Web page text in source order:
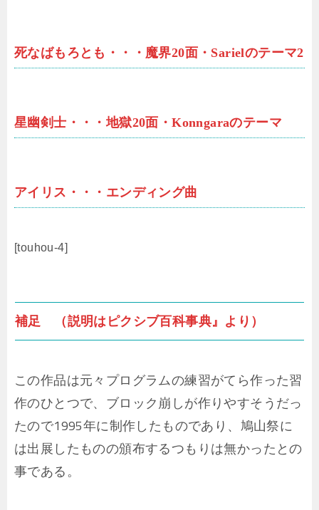
死なばもろとも・・・魔界20面・Sarielのテーマ2
星幽剣士・・・地獄20面・Konngaraのテーマ
アイリス・・・エンディング曲
[touhou-4]
補足 （説明はピクシブ百科事典』より）
この作品は元々プログラムの練習がてら作った習
作のひとつで、ブロック崩しが作りやすそうだっ
たので1995年に制作したものであり、鳩山祭に
は出展したものの頒布するつもりは無かったとの
事である。